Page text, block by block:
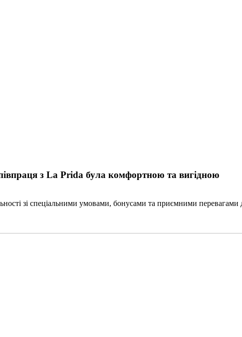
з La Prida була комфортною та вигідною
зі спеціальними умовами, бонусами та приємними перевагами